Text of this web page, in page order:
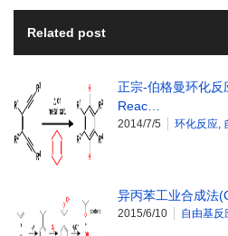
Related post
正宗-伯格曼环化
Reac…
2014/7/5 环化反应
异丙苯工业合成法
2015/6/10 自由基反